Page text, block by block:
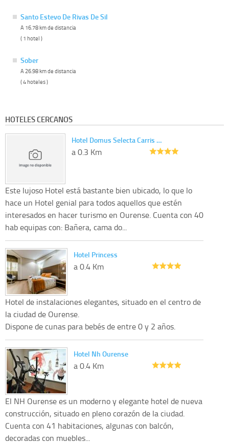
Santo Estevo De Rivas De Sil
A 16.78 km de distancia
( 1 hotel )
Sober
A 26.98 km de distancia
( 4 hoteles )
HOTELES CERCANOS
Hotel Domus Selecta Carris …
a 0.3 Km
Este lujoso Hotel está bastante bien ubicado, lo que lo
hace un Hotel genial para todos aquellos que estén
interesados en hacer turismo en Ourense. Cuenta con 40
hab equipas con: Bañera, cama do...
Hotel Princess
a 0.4 Km
Hotel de instalaciones elegantes, situado en el centro de
la ciudad de Ourense.
Dispone de cunas para bebés de entre 0 y 2 años.
Hotel Nh Ourense
a 0.4 Km
El NH Ourense es un moderno y elegante hotel de nueva
construcción, situado en pleno corazón de la ciudad.
Cuenta con 41 habitaciones, algunas con balcón,
decoradas con muebles...